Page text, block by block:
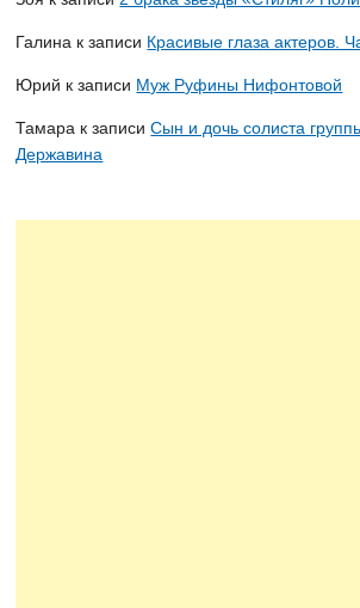
Галина к записи Красивые глаза актеров.
Юрий к записи Муж Руфины Нифонтовой
Тамара к записиСын и дочь солиста
Державина